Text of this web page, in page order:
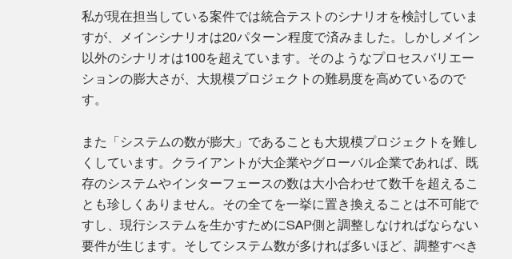
私が現在担当している案件では統合テストのシナリオを検討していま
すが、メインシナリオは20パターン程度で済みました。しかしメイン
以外のシナリオは100を超えています。そのようなプロセスバリエー
ションの膨大さが、大規模プロジェクトの難易度を高めているので
す。
また「システムの数が膨大」であることも大規模プロジェクトを難し
くしています。クライアントが大企業やグローバル企業であれば、既
存のシステムやインターフェースの数は大小合わせて数千を超えるこ
とも珍しくありません。その全てを一挙に置き換えることは不可能で
すし、現行システムを生かすためにSAP側と調整しなければならない
要件が生じます。そしてシステム数が多ければ多いほど、調整すべき